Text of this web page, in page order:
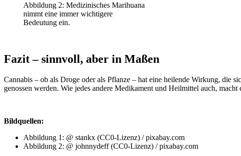
Abbildung 2: Medizinisches Marihuana
nimmt eine immer wichtigere
Bedeutung ein.
Fazit – sinnvoll, aber in Maßen
Cannabis – ob als Droge oder als Pflanze – hat eine heilende Wirkung, die
genossen werden. Wie jedes andere Medikament und Heilmittel auch,
Bildquellen:
Abbildung 1: @ stankx (CC0-Lizenz) / pixabay.com
Abbildung 2: @ johnnydeff (CC0-Lizenz) / pixabay.com